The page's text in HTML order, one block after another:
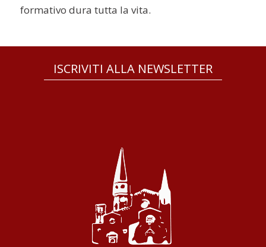
formativo dura tutta la vita.
ISCRIVITI ALLA NEWSLETTER